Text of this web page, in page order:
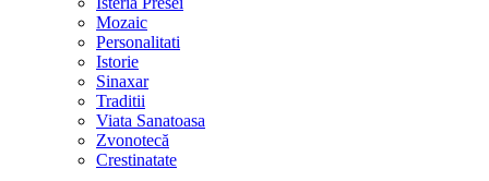
Mozaic
Personalitati
Istorie
Sinaxar
Traditii
Viata Sanatoasa
Zvonotecă
Crestinatate